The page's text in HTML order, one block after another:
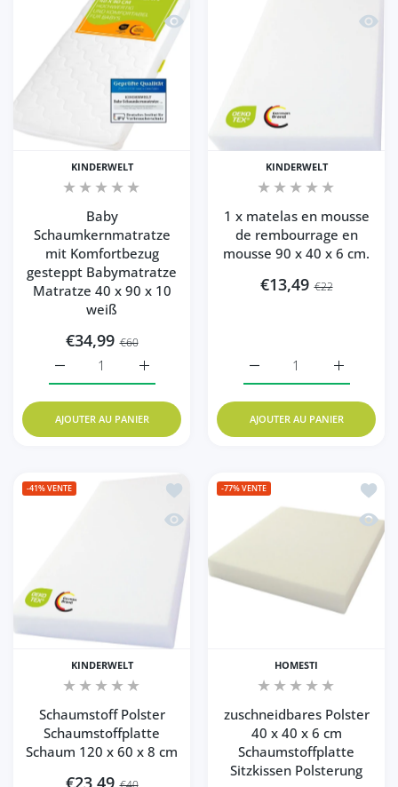
Aperçu rapide Baby
KINDERWELT
Baby
Schaumkernmatratze
mit Komfortbezug
gesteppt Babymatratze
Matratze 40 x 90 x 10
weiß
€34,99 €60
Augmenter la quantité de Baby
Augmenter la quantité de Baby Schaumkernmatratze
AJOUTER AU PANIER
KINDERWELT
1 x matelas en mousse
de rembourrage en
mousse 90 x 40 x 6 cm.
€13,49 €22
Augmenter la quantité
AJOUTER AU PANIER
-41%VENTE
Ajouter à la liste de souhaits
Aperçu rapide Schaumstoff Polster
KINDERWELT
Schaumstoff Polster
Schaumstoffplatte
Schaum 120 x 60 x 8 cm
€23,49
-77%VENTE
HOMESTI
zuschneidbares Polster
40 x 40 x 6 cm
Schaumstoffplatte
Sitzkissen Polsterung